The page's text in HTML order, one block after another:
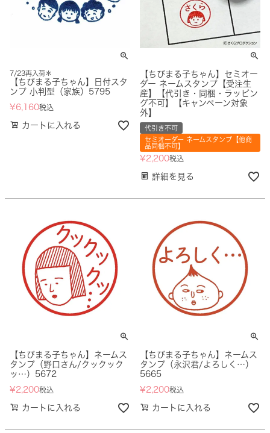
7/23再入荷＊
【ちびまる子ちゃん】日付スタ
ンプ 小判型（家族）5795
¥6,160税込
カートに入れる
【ちびまる子ちゃん】セミオー
ダー ネームスタンプ【受注生
産】【代引き・同梱・ラッピン
グ不可】【キャンペーン対象
外】
代引き不可
セミオーダー ネームスタンプ【他商
品同梱不可】
¥2,200税込
詳細を見る
【ちびまる子ちゃん】ネームス
タンプ（野口さん/クックック
ッ…）5672
¥2,200税込
カートに入れる
【ちびまる子ちゃん】ネームス
タンプ（永沢君/よろしく…）
5665
¥2,200税込
カートに入れる